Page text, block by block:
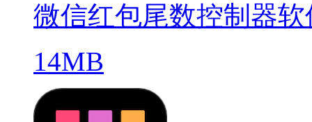
微信红包尾数控制器软
14MB